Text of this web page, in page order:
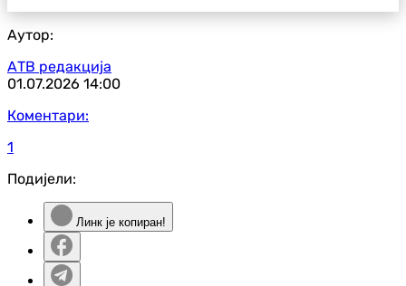
Аутор:
АТВ редакција
01.07.2026 14:00
Коментари:
1
Подијели:
Линк је копиран!